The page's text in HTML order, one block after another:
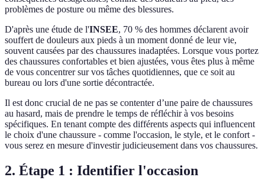
problèmes de posture ou même des blessures.
D'après une étude de l'INSEE, 70 % des hommes déclarent avoir
souffert de douleurs aux pieds à un moment donné de leur vie,
souvent causées par des chaussures inadaptées. Lorsque vous portez
des chaussures confortables et bien ajustées, vous êtes plus à même
de vous concentrer sur vos tâches quotidiennes, que ce soit au
bureau ou lors d'une sortie décontractée.
Il est donc crucial de ne pas se contenter d’une paire de chaussures
au hasard, mais de prendre le temps de réfléchir à vos besoins
spécifiques. En tenant compte des différents aspects qui influencent
le choix d'une chaussure - comme l'occasion, le style, et le confort -
vous serez en mesure d'investir judicieusement dans vos chaussures.
2. Étape 1 : Identifier l'occasion